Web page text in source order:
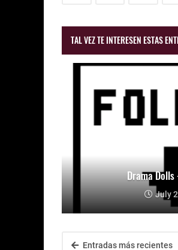
TAL VEZ TE INTERESEN ESTAS
Drama Dolls
July
Entradas más recientes